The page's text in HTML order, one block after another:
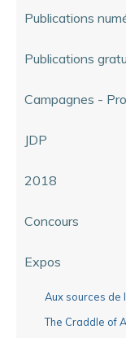
Publications
Publications
Campagnes -
JDP
2018
Concours
Expos
Aux sources de
The Craddle of